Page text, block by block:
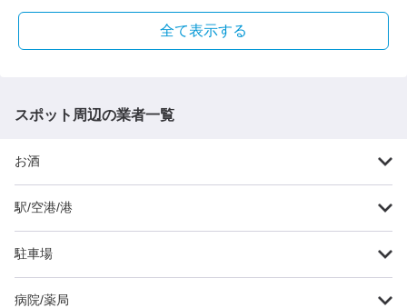
全て表示する
スポット周辺の業者一覧
お酒
駅/空港/港
駐車場
病院/薬局